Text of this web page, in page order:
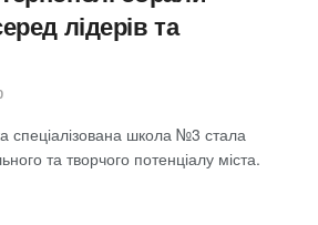
лідерів та
спеціалізована школа №3 стала
та творчого потенціалу міста.